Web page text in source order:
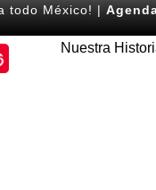
todo México! |
Nuestra